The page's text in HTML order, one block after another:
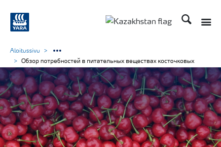
Поиск
Aloitussivu
Обзор потребностей в питательных веществах косточковых